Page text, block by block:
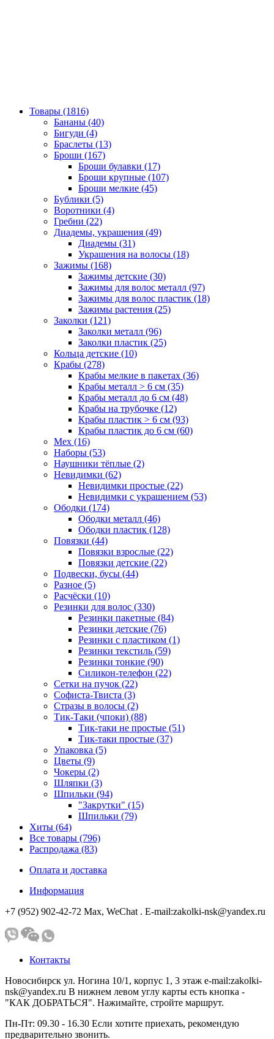
Товары (1816)
Бананы (40)
Бигуди (4)
Браслеты (13)
Броши (167)
Броши булавки (17)
Броши крупные (107)
Броши мелкие (45)
Бублики (5)
Воротники (4)
Гребни (22)
Диадемы, украшения (49)
Диадемы (31)
Украшения на волосы (18)
Зажимы (168)
Зажимы детские (30)
Зажимы для волос металл (97)
Зажимы для волос пластик (18)
Зажимы растения (25)
Заколки (121)
Заколки металл (96)
Заколки пластик (25)
Кольца детские (10)
Крабы (278)
Крабы мелкие в пакетах (36)
Крабы металл > 6 см (35)
Крабы металл до 6 см (48)
Крабы на трубочке (12)
Крабы пластик > 6 см (93)
Крабы пластик до 6 см (60)
Мех (16)
Наборы (53)
Наушники тёплые (2)
Невидимки (62)
Невидимки простые (22)
Невидимки с украшением (53)
Ободки (174)
Ободки металл (46)
Ободки пластик (128)
Повязки (44)
Повязки взрослые (22)
Повязки детские (22)
Подвески, бусы (44)
Разное (5)
Расчёски (10)
Резинки для волос (330)
Резинки пакетные (84)
Резинки детские (76)
Резинки с пластиком (1)
Резинки текстиль (59)
Резинки тонкие (90)
Силикон-телефон (22)
Сетки на пучок (22)
Софиста-Твиста (3)
Стразы в волосы (2)
Тик-Таки (чпоки) (88)
Тик-таки не простые (51)
Тик-таки простые (37)
Упаковка (5)
Цветы (9)
Чокеры (2)
Шляпки (3)
Шпильки (94)
"Закрутки" (15)
Шпильки (79)
Хиты (64)
Все товары (796)
Распродажа (83)
Оплата и доставка
Информация
+7 (952) 902-42-72 Мах, WeChat . E-mail:zakolki-nsk@yandex.ru
Контакты
Новосибирск ул. Ногина 10/1, корпус 1, 3 этаж e-mail:zakolki-
nsk@yandex.ru В нижнем левом углу карты есть кнопка -
"КАК ДОБРАТЬСЯ". Нажимайте, стройте маршрут.
Пн-Пт: 09.30 - 16.30 Если хотите приехать, рекомендую
предварительно звонить.